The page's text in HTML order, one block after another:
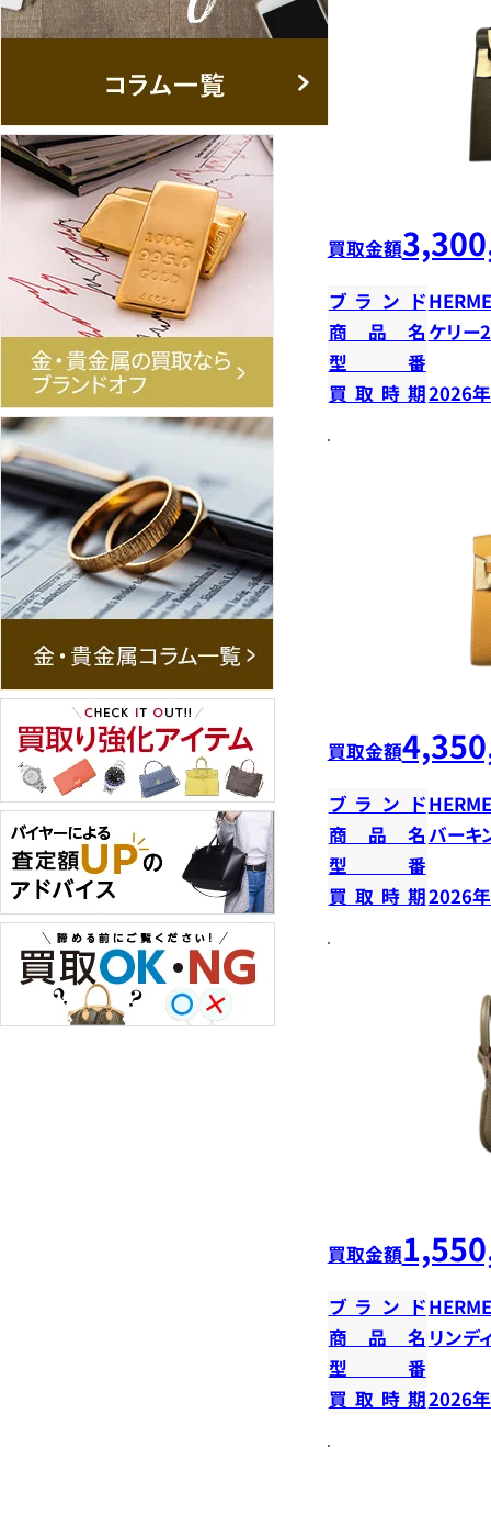
買取金額
ブランド
商品名 ケリー
型番
買取時期2026
買取金額
ブランド
商品名 バーキ
型番
買取時期2026
買取金額
ブランド
商品名 リンデ
型番
買取時期2026